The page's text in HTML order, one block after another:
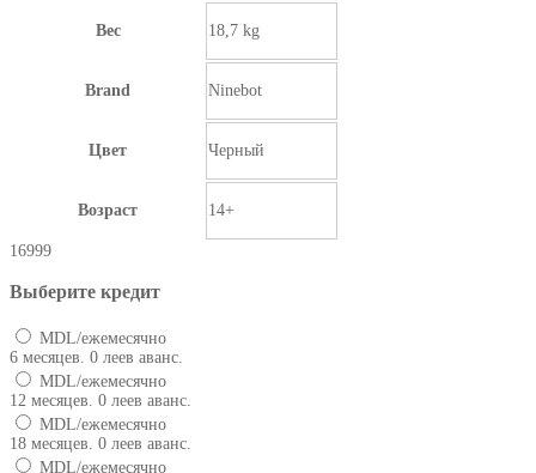
Вес 18,7 kg
Brand Ninebot
Цвет Черный
Возраст 14+
16999
Выберите кредит
MDL/ежемесячно
6 месяцев. 0 леев аванс.
MDL/ежемесячно
12 месяцев. 0 леев аванс.
MDL/ежемесячно
18 месяцев. 0 леев аванс.
MDL/ежемесячно